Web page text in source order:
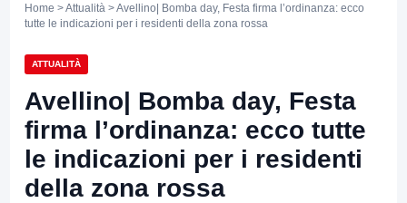
Home >Attualità > Avellino| Bomba day, Festa firma l’ordinanza: ecco
tutte le indicazioni per i residenti della zona rossa
ATTUALITÀ
Avellino| Bomba day, Festa
firma l’ordinanza: ecco tutte
le indicazioni per i residenti
della zona rossa